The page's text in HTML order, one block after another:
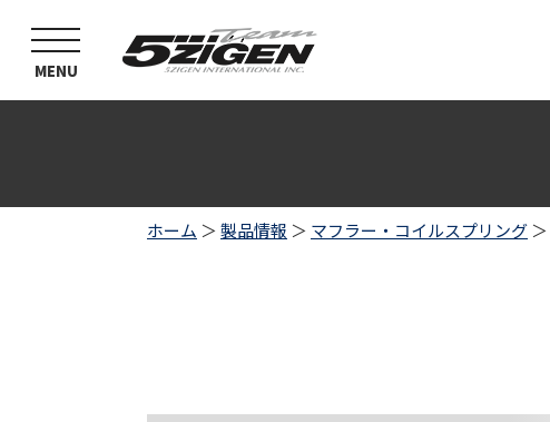
toggle
navigation
MENU
ホーム ＞製品情報 ＞ マフラー・コイルスプリング ＞